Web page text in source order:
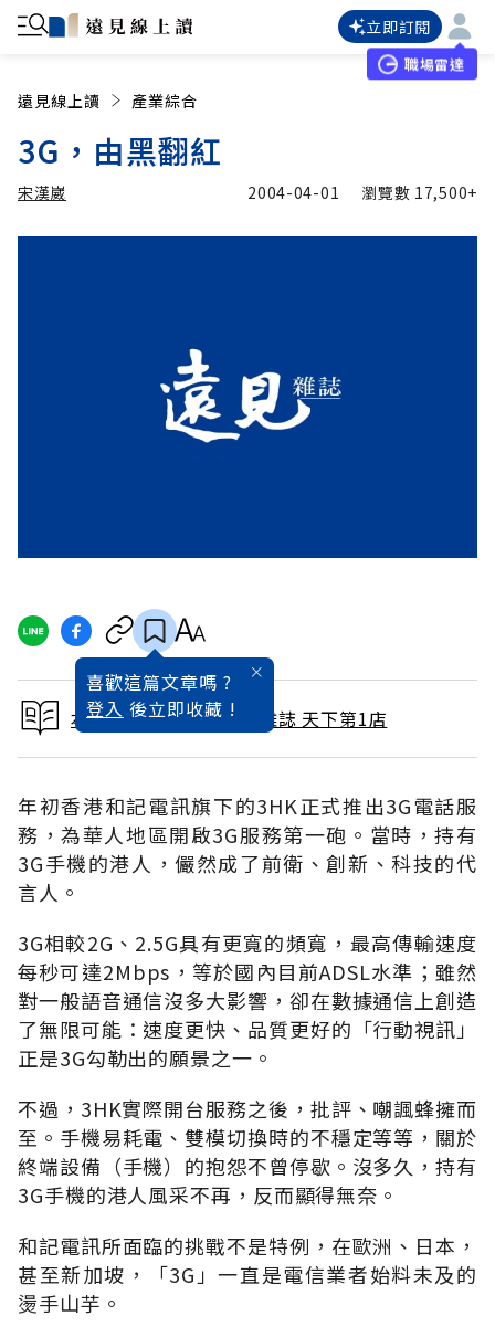
立即訂閱
職場雷達
遠見線上讀 產業綜合
3G，由黑翻紅
宋漢崴 2004-04-01 瀏覽數 17,500+
喜歡這篇文章嗎 ?
登入 後立即收藏 !
本文出自 2004 / 4月號雜誌 天下第1店
年初香港和記電訊旗下的3HK正式推出3G電話服
務，為華人地區開啟3G服務第一砲。當時，持有
3G手機的港人，儼然成了前衛、創新、科技的代
言人。
3G相較2G、2.5G具有更寬的頻寬，最高傳輸速度
每秒可達2Mbps，等於國內目前ADSL水準；雖然
對一般語音通信沒多大影響，卻在數據通信上創造
了無限可能：速度更快、品質更好的「行動視訊」
正是3G勾勒出的願景之一。
不過，3HK實際開台服務之後，批評、嘲諷蜂擁而
至。手機易耗電、雙模切換時的不穩定等等，關於
終端設備（手機）的抱怨不曾停歇。沒多久，持有
3G手機的港人風采不再，反而顯得無奈。
和記電訊所面臨的挑戰不是特例，在歐洲、日本，
甚至新加坡，「3G」一直是電信業者始料未及的
燙手山芋。